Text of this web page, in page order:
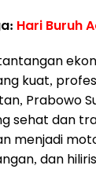
Hari Buruh
kuat,
Prabowo
sehat dan
menjadi
dan